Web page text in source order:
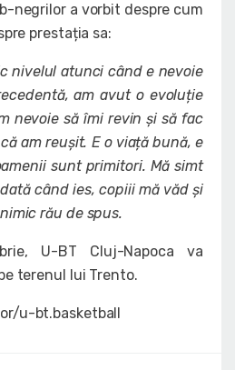
negrilor a vorbit despre cum
prestația sa:
nivelul atunci când e nevoie
am avut o evoluție
nevoie să îmi revin și să fac
am reușit. E o viață bună, e
sunt primitori. Mă simt
când ies, copiii mă văd și
rău de spus.
U-BT Cluj-Napoca va
terenul lui Trento.
u-bt.basketball